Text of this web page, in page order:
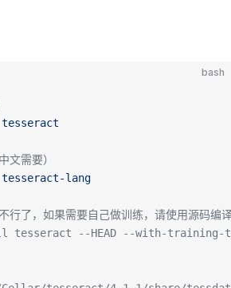
bash
tesseract
文需要）
tesseract-lang
行了，如果需要自己做训练，请使用源码编
tesseract --HEAD --with-training-